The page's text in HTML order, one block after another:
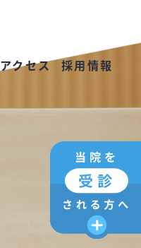
アクセス 採用情報